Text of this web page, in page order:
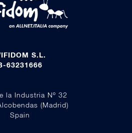
S.L.
63231666
la Industria Nº 32
(Madrid)
Spain